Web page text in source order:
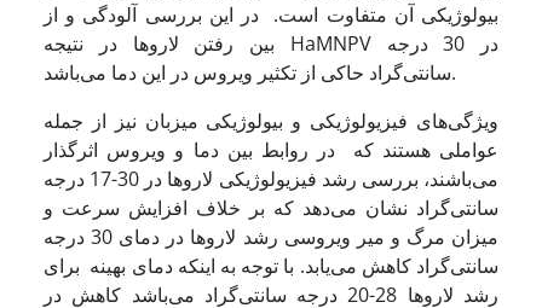
بیولوژیکی آن متفاوت است. در این بررسی آلودگی و از
بین رفتن لاروها در نتیجه HaMNPV در 30 درجه
سانتی‌گراد حاکی از تکثیر ویروس در این دما می‌باشد.
ویژگی‌های فیزیولوژیکی و بیولوژیکی میزبان نیز از جمله
عواملی هستند که در روابط بین دما و ویروس اثرگذار
می‌باشند، بررسی رشد فیزیولوژیکی لاروها در 30-17 درجه
سانتی‌گراد نشان می‌دهد که بر خلاف افزایش سرعت و
میزان مرگ و میر ویروسی رشد لاروها در دمای 30 درجه
سانتی‌گراد کاهش می‌یابد. با توجه به اینکه دمای بهینه برای
رشد لاروها 28-20 درجه سانتی‌گراد می‌باشد کاهش در